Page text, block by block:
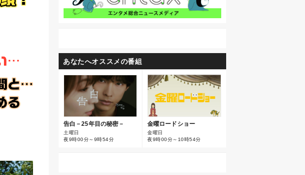
あなたへオススメの番組
告白－25年目の秘密－
土曜日
夜9時00分～9時54分
金曜ロードショー
金曜日
夜9時00分～10時54分